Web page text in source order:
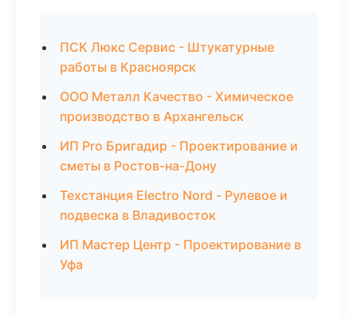
ПСК Люкс Сервис - Штукатурные
работы в Красноярск
ООО Металл Качество - Химическое
производство в Архангельск
ИП Pro Бригадир - Проектирование и
сметы в Ростов-на-Дону
Техстанция Electro Nord - Рулевое и
подвеска в Владивосток
ИП Мастер Центр - Проектирование в
Уфа